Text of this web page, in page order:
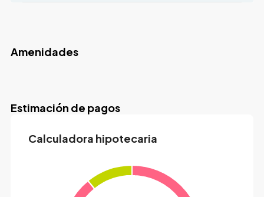
Amenidades
Estimación de pagos
Calculadora hipotecaria